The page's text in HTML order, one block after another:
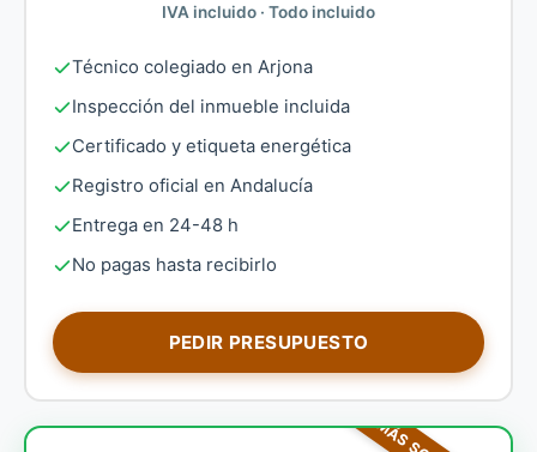
IVA incluido · Todo incluido
Técnico colegiado en Arjona
Inspección del inmueble incluida
Certificado y etiqueta energética
Registro oficial en Andalucía
Entrega en 24-48 h
No pagas hasta recibirlo
PEDIR PRESUPUESTO